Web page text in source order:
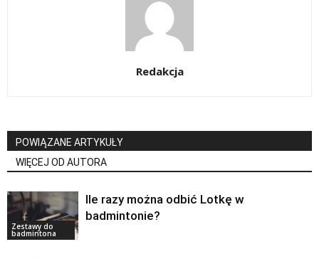
Redakcja
POWIĄZANE ARTYKUŁY
WIĘCEJ OD AUTORA
Zestawy do
badmintona
Ile razy można odbić Lotkę w
badmintonie?